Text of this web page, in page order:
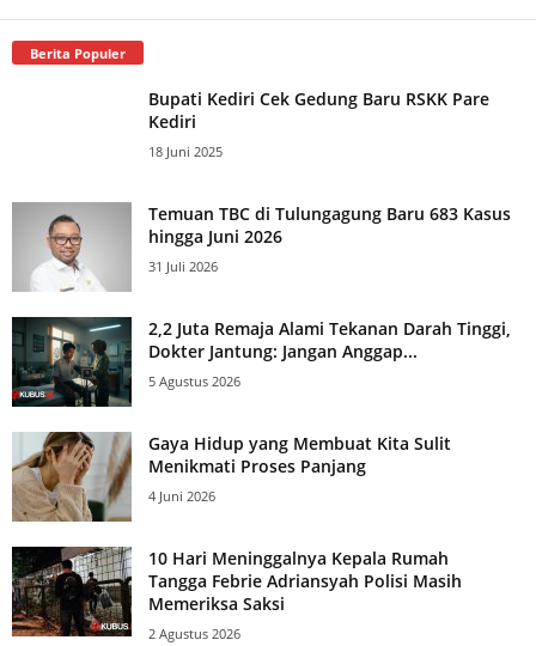
Berita Populer
Bupati Kediri Cek Gedung Baru RSKK Pare
Kediri
18 Juni 2025
Temuan TBC di Tulungagung Baru 683 Kasus
hingga Juni 2026
31 Juli 2026
2,2 Juta Remaja Alami Tekanan Darah Tinggi,
Dokter Jantung: Jangan Anggap...
5 Agustus 2026
Gaya Hidup yang Membuat Kita Sulit
Menikmati Proses Panjang
4 Juni 2026
10 Hari Meninggalnya Kepala Rumah
Tangga Febrie Adriansyah Polisi Masih
Memeriksa Saksi
2 Agustus 2026